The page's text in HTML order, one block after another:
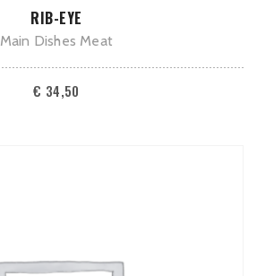
ADD TO CART
RIB-EYE
Main Dishes Meat
€ 34,50